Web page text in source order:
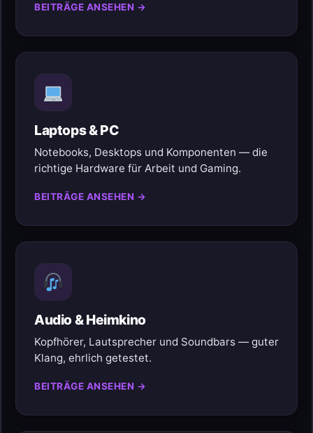
BEITRÄGE ANSEHEN →
Laptops & PC
Notebooks, Desktops und Komponenten — die
richtige Hardware für Arbeit und Gaming.
BEITRÄGE ANSEHEN →
Audio & Heimkino
Kopfhörer, Lautsprecher und Soundbars — guter
Klang, ehrlich getestet.
BEITRÄGE ANSEHEN →